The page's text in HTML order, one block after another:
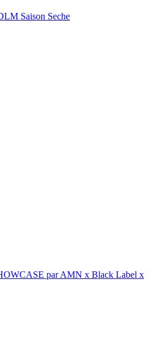
Saison Seche
par AMN x Black Label x